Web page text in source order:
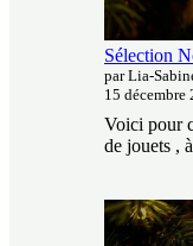
Sélection
par Lia-
15 décembre
Voici pour
de jouets ,